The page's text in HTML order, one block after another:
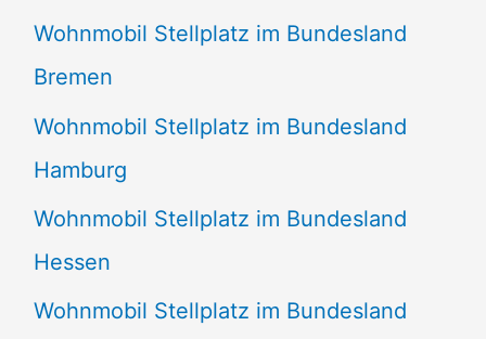
Wohnmobil Stellplatz im Bundesland
Bremen
Wohnmobil Stellplatz im Bundesland
Hamburg
Wohnmobil Stellplatz im Bundesland
Hessen
Wohnmobil Stellplatz im Bundesland